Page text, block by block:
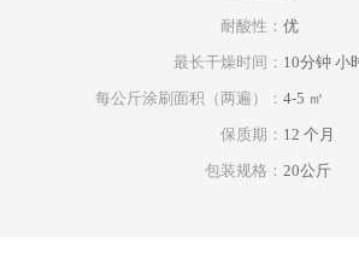
耐酸性： 优
最长干燥时间： 10分钟 小
每公斤涂刷面积（两遍）： 4-5 ㎡
保质期： 12 个月
包装规格： 20公斤